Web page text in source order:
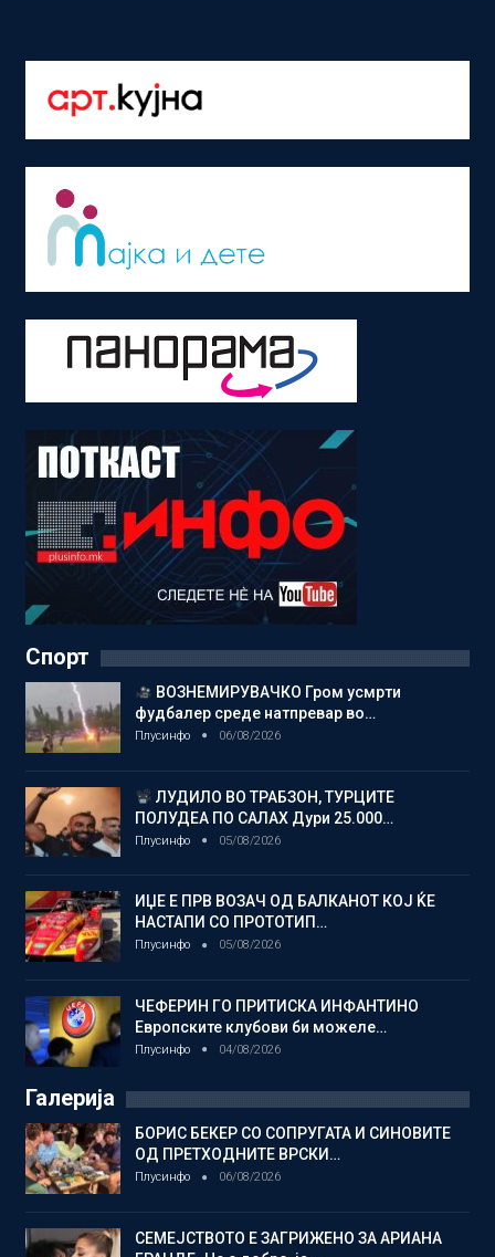
Спорт
ВОЗНЕМИРУВАЧКО Гром усмрти
фудбалер среде натпревар во…
Плусинфо 06/08/2026
ЛУДИЛО ВО ТРАБЗОН, ТУРЦИТЕ
ПОЛУДЕА ПО САЛАХ Дури 25.000…
Плусинфо 05/08/2026
ИЏЕ Е ПРВ ВОЗАЧ ОД БАЛКАНОТ КОЈ ЌЕ
НАСТАПИ СО ПРОТОТИП…
Плусинфо 05/08/2026
ЧЕФЕРИН ГО ПРИТИСКА ИНФАНТИНО
Европските клубови би можеле…
Плусинфо 04/08/2026
Галерија
БОРИС БЕКЕР СО СОПРУГАТА И СИНОВИТЕ
ОД ПРЕТХОДНИТЕ ВРСКИ…
Плусинфо 06/08/2026
СЕМЕЈСТВОТО Е ЗАГРИЖЕНО ЗА АРИАНА